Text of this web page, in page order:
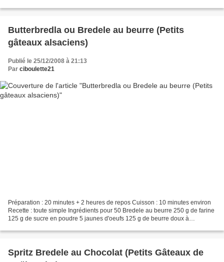
Butterbredla ou Bredele au beurre (Petits
gâteaux alsaciens)
Publié le 25/12/2008 à 21:13
Par ciboulette21
Préparation : 20 minutes + 2 heures de repos Cuisson : 10 minutes environ
Recette : toute simple Ingrédients pour 50 Bredele au beurre 250 g de farine
125 g de sucre en poudre 5 jaunes d'oeufs 125 g de beurre doux à
Spritz Bredele au Chocolat (Petits Gâteaux de